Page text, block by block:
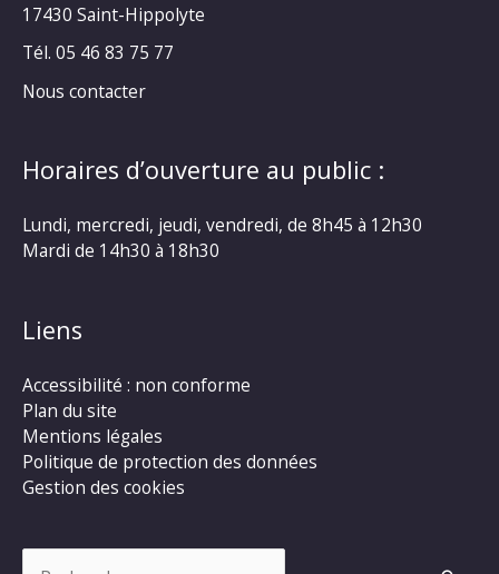
17430 Saint-Hippolyte
Tél. 05 46 83 75 77
Nous contacter
Horaires d’ouverture au public :
Lundi, mercredi, jeudi, vendredi, de 8h45 à 12h30
Mardi de 14h30 à 18h30
Liens
Accessibilité : non conforme
Plan du site
Mentions légales
Politique de protection des données
Gestion des cookies